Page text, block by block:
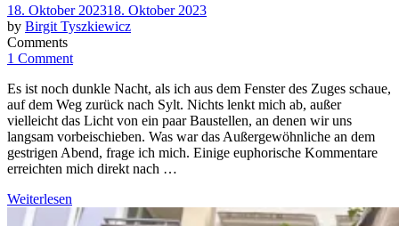
Posted
on
18. Oktober 202318. Oktober 2023
by Birgit Tyszkiewicz
Comments
1 Comment
Es ist noch dunkle Nacht, als ich aus dem Fenster des Zuges schaue,
auf dem Weg zurück nach Sylt. Nichts lenkt mich ab, außer
vielleicht das Licht von ein paar Baustellen, an denen wir uns
langsam vorbeischieben. Was war das Außergewöhnliche an dem
gestrigen Abend, frage ich mich. Einige euphorische Kommentare
erreichten mich direkt nach …
Weiterlesen